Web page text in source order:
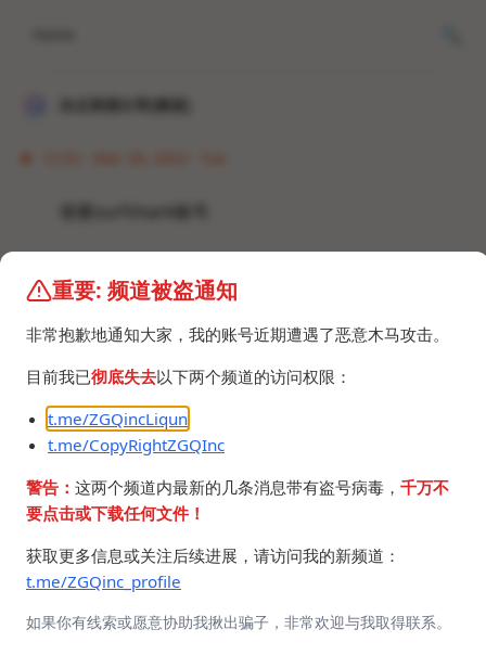
©2024 ZGQ Inc.All rights reserved.
重要: 频道被盗通知
非常抱歉地通知大家，我的账号近期遭遇了恶意木马攻击。
目前我已彻底失去以下两个频道的访问权限：
t.me/ZGQincLiqun
t.me/CopyRightZGQInc
警告： 这两个频道内最新的几条消息带有盗号病毒， 千万不
要点击或下载任何文件！
获取更多信息或关注后续进展，请访问我的新频道：
t.me/ZGQinc_profile
如果你有线索或愿意协助我揪出骗子，非常欢迎与我取得联系。